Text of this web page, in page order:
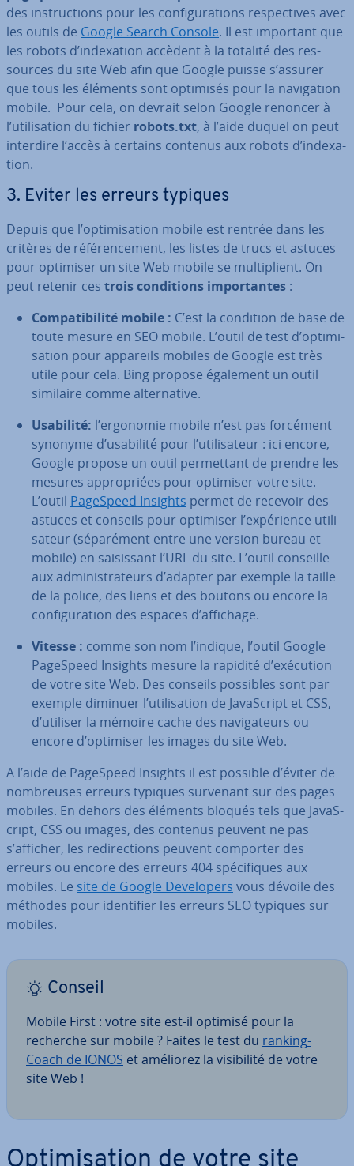
des ins­truc­tions pour les con­fi­gu­ra­tions res­pec­tives avec
les outils de Google Search Console. Il est important que
les robots d’in­dexa­tion accèdent à la totalité des res­
sources du site Web afin que Google puisse s’assurer
que tous les éléments sont optimisés pour la na­vi­ga­tion
mobile. Pour cela, on devrait selon Google renoncer à
l’uti­li­sa­tion du fichier robots.txt, à l’aide duquel on peut
interdire l‘accès à certains contenus aux robots d’in­dexa­
tion.
3. Eviter les erreurs typiques
Depuis que l’op­ti­mi­sa­tion mobile est rentrée dans les
critères de ré­fé­ren­ce­ment, les listes de trucs et astuces
pour optimiser un site Web mobile se mul­ti­plient. On
peut retenir ces trois con­di­tions im­por­tantes :
Com­pa­ti­bi­lité mobile : C’est la condition de base de
toute mesure en SEO mobile. L’outil de test d’op­ti­mi­
sa­tion pour appareils mobiles de Google est très
utile pour cela. Bing propose également un outil
similaire comme al­ter­na­tive.
Usabilité: l’ergonomie mobile n’est pas forcément
synonyme d’usabilité pour l’uti­li­sa­teur : ici encore,
Google propose un outil per­met­tant de prendre les
mesures ap­pro­priées pour optimiser votre site.
L’outil PageSpeed Insights permet de recevoir des
astuces et conseils pour optimiser l’ex­pé­rience uti­li­
sa­teur (sé­pa­ré­ment entre une version bureau et
mobile) en sai­sis­sant l’URL du site. L’outil conseille
aux ad­mi­nis­tra­teurs d’adapter par exemple la taille
de la police, des liens et des boutons ou encore la
con­fi­gu­ra­tion des espaces d’affichage.
Vitesse : comme son nom l’indique, l’outil Google
PageSpeed Insights mesure la rapidité d’exécution
de votre site Web. Des conseils possibles sont par
exemple diminuer l’uti­li­sa­tion de Ja­vaS­cript et CSS,
d’utiliser la mémoire cache des na­vi­ga­teurs ou
encore d’optimiser les images du site Web.
A l’aide de PageSpeed Insights il est possible d’éviter de
nom­breuses erreurs typiques survenant sur des pages
mobiles. En dehors des éléments bloqués tels que Ja­vaS­
cript, CSS ou images, des contenus peuvent ne pas
s’afficher, les re­di­rec­tions peuvent comporter des
erreurs ou encore des erreurs 404 spé­ci­fiques aux
mobiles. Le site de Google De­ve­lo­pers vous dévoile des
méthodes pour iden­ti­fier les erreurs SEO typiques sur
mobiles.
Conseil
Mobile First : votre site est-il optimisé pour la
recherche sur mobile ? Faites le test du ran­king­
Coach de IONOS et améliorez la vi­si­bi­lité de votre
site Web !
Op­ti­mi­sa­tion de votre site